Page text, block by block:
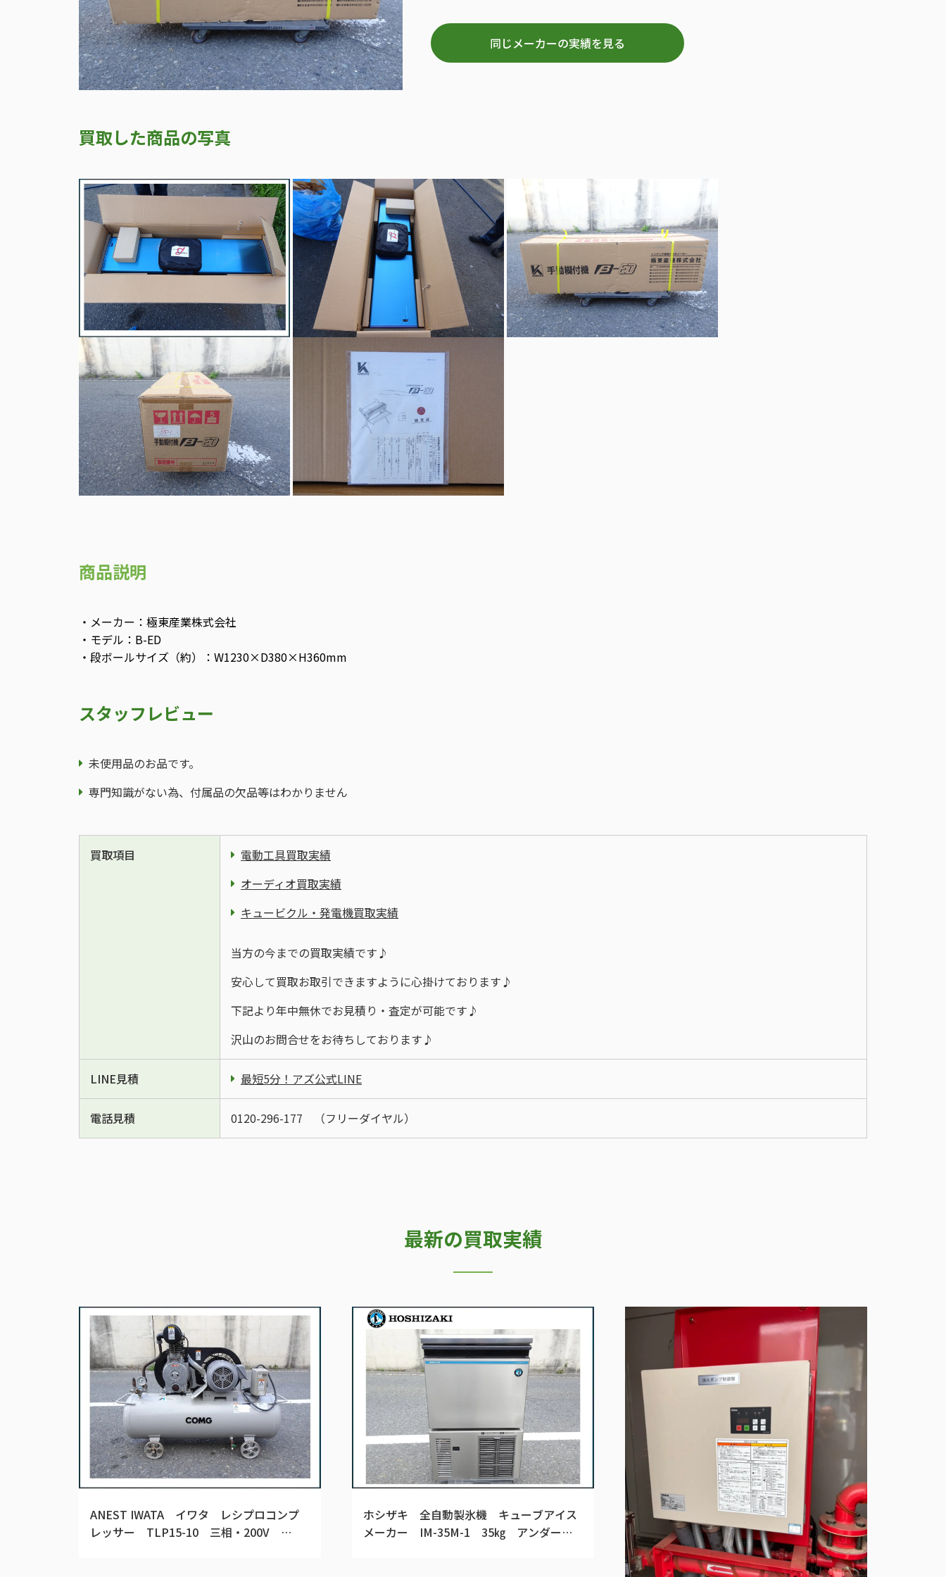
同じメーカーの実績を見る
買取した商品の写真
商品説明
・メーカー：極東産業株式会社
・モデル：B-ED
・段ボールサイズ（約）：W1230×D380×H360mm
スタッフレビュー
未使用品のお品です。
専門知識がない為、付属品の欠品等はわかりません
買取項目
電動工具買取実績
オーディオ買取実績
キュービクル・発電機買取実績
当方の今までの買取実績です♪
安心して買取お取引できますように心掛けております♪
下記より年中無休でお見積り・査定が可能です♪
沢山のお問合せをお待ちしております♪
LINE見積 最短5分！アズ公式LINE
電話見積 0120-296-177 （フリーダイヤル）
最新の買取実績
ANEST IWATA イワタ レシプロコンプ
レッサー TLP15-10 三相・200V
ホシザキ 全自動製氷機 キューブアイス
メーカー IM-35M-1 35㎏ アンダーカ